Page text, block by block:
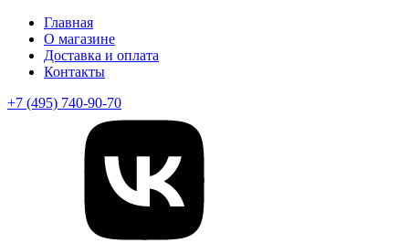
Главная
О магазине
Доставка и оплата
Контакты
+7 (495) 740-90-70